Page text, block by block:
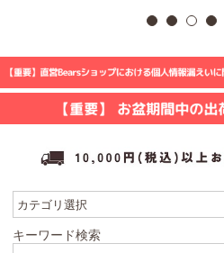
キーワード検索